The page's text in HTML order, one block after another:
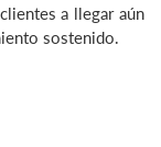
a llegar aún
sostenido.